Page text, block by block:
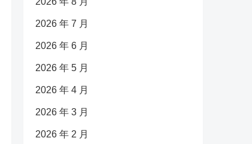
2026 年 7 月
2026 年 6 月
2026 年 5 月
2026 年 4 月
2026 年 3 月
2026 年 2 月